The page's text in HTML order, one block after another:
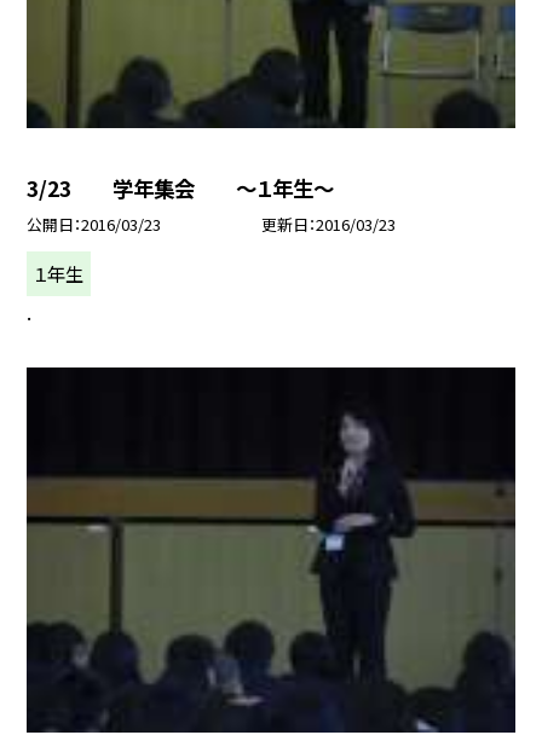
3/23 学年集会 〜１年生〜
公開日 2016/03/23 更新日 2016/03/23
１年生
.